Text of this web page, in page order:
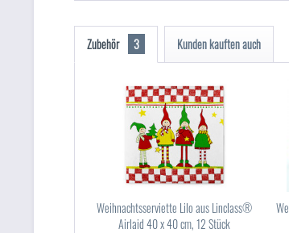
Zubehör 3 Kunden kauften auch
Weihnachtsserviette Lilo aus Linclass®
Airlaid 40 x 40 cm, 12 Stück